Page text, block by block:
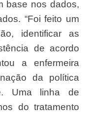
base nos dados,
“Foi feito um
identificar as
de acordo
a enfermeira
da política
Uma linha de
do tratamento